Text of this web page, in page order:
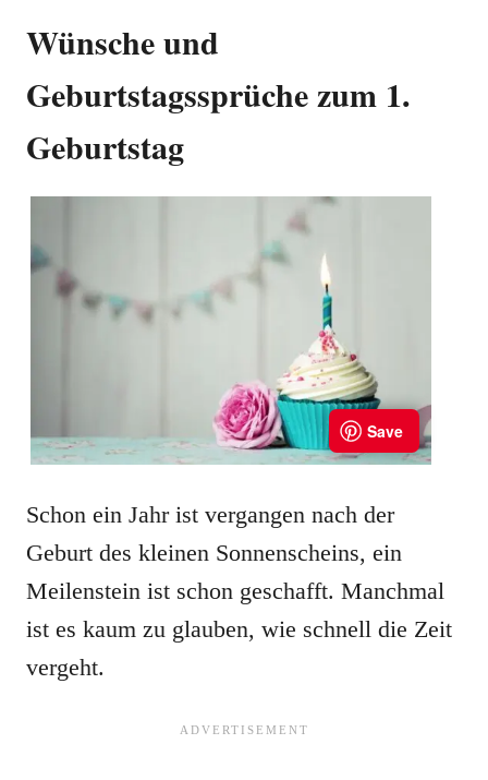
Wünsche und
Geburtstagssprüche zum 1.
Geburtstag
Schon ein Jahr ist vergangen nach der
Geburt des kleinen Sonnenscheins, ein
Meilenstein ist schon geschafft. Manchmal
ist es kaum zu glauben, wie schnell die Zeit
vergeht.